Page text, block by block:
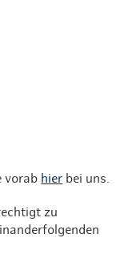
vorab hier bei uns.
zu